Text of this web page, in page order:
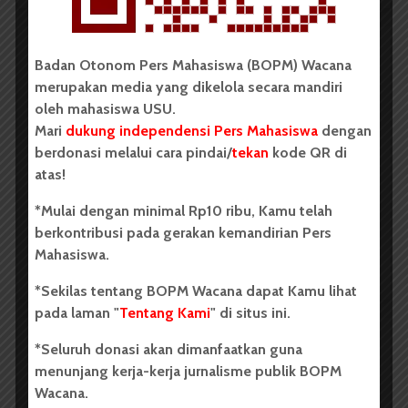
PUISI
Kehendak
Dark Mode | Moda Gelap
Oleh : Putri Salwa Assyifa Perlahan terukir di
Kehendak hadir dalam kebisingan Membawa...
Putri Salwa Assyifa
PUISI
Lelah Jadi Muda
Badan Otonom Pers Mahasiswa (BOPM) Wacana
merupakan media yang dikelola secara mandiri
oleh mahasiswa USU.
Mari dukung independensi Pers Mahasiswa dengan
berdonasi melalui cara pindai/tekan kode QR di
atas!
*Mulai dengan minimal Rp10 ribu, Kamu telah
berkontribusi pada gerakan kemandirian Pers
Mahasiswa.
*Sekilas tentang BOPM Wacana dapat Kamu lihat
pada laman "Tentang Kami" di situs ini.
*Seluruh donasi akan dimanfaatkan guna
menunjang kerja-kerja jurnalisme publik BOPM
Wacana.